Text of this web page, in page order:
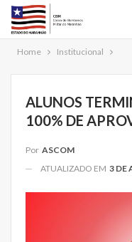
Home Institucional
ALUNOS
100% DE
Por ASCOM
ATUALIZADO EM 3 DE